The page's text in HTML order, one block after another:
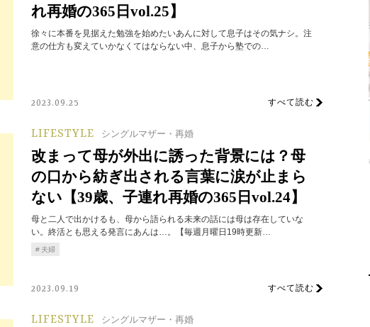
れ再婚の365日vol.25】
徐々に本番を見据えた勉強を始めたいあんに対して息子はその気ナシ。注
意の仕方も変えていかなくてはならない中、息子から塾での…
2023.09.25 すべて読む
LIFESTYLE シングルマザー・再婚
改まって母が外出に誘った背景には？母
の口から紡ぎ出される言葉に涙が止まら
ない【39歳、子連れ再婚の365日vol.24】
母と二人で出かけるも、母から語られる未来の話には母は存在していな
い。終活とも思える発言にあんは…。【毎週月曜日19時更新…
夫婦
2023.09.19 すべて読む
LIFESTYLE シングルマザー・再婚